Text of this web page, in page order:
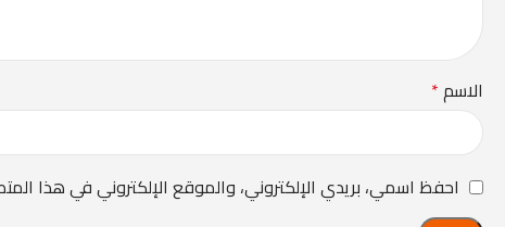
الاسم*
احفظ اسمي، بريدي الإلكتروني، والموقع الإلكتروني في هذا